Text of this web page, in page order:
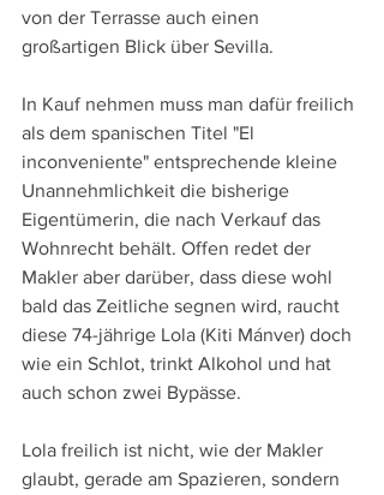
von der Terrasse auch einen
großartigen Blick über Sevilla.
In Kauf nehmen muss man dafür freilich
als dem spanischen Titel "El
inconveniente" entsprechende kleine
Unannehmlichkeit die bisherige
Eigentümerin, die nach Verkauf das
Wohnrecht behält. Offen redet der
Makler aber darüber, dass diese wohl
bald das Zeitliche segnen wird, raucht
diese 74-jährige Lola (Kiti Mánver) doch
wie ein Schlot, trinkt Alkohol und hat
auch schon zwei Bypässe.
Lola freilich ist nicht, wie der Makler
glaubt, gerade am Spazieren, sondern